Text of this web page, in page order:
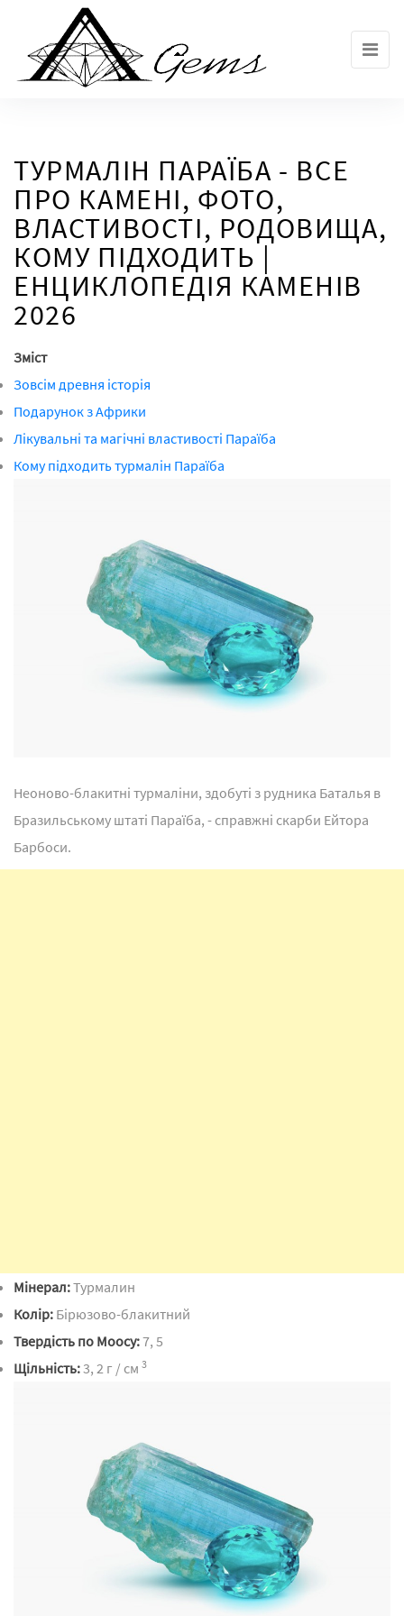
ТУРМАЛІН ПАРАЇБА - ВСЕ
ПРО КАМЕНІ, ФОТО,
ВЛАСТИВОСТІ, РОДОВИЩА,
КОМУ ПІДХОДИТЬ |
ЕНЦИКЛОПЕДІЯ КАМЕНІВ
2026
Зміст
Зовсім древня історія
Подарунок з Африки
Лікувальні та магічні властивості Параїба
Кому підходить турмалін Параїба
Неоново-блакитні турмаліни, здобуті з рудника Баталья в
Бразильському штаті Параїба, - справжні скарби Ейтора
Барбоси.
Мінерал:Турмалин
Колір: Бірюзово-блакитний
Твердість по Моосу:7, 5
Щільність:3, 2 г / см 3